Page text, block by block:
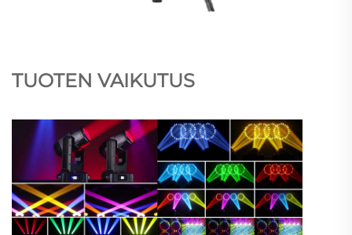
TUOTEN VAIKUTUS